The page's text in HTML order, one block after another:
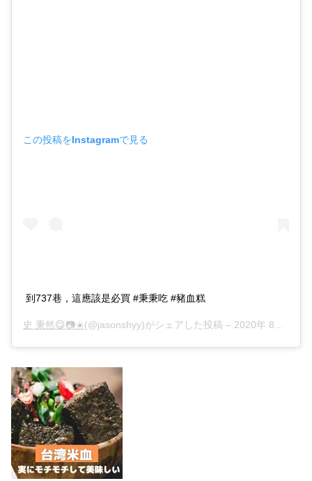
この投稿をInstagramで見る
到737巷，這應該是必買 #秉秉吃 #豬血糕
史 秉然😋📷☀️(@jasonshyy)がシェアした投稿 – 2020年 8月月9日午前7時16分PDT